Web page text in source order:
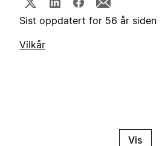
Sist oppdatert for 56 år siden
Vilkår
Vis